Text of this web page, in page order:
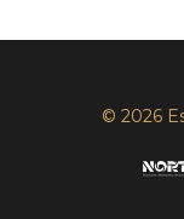
© 2026